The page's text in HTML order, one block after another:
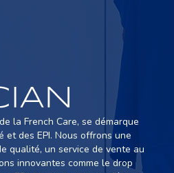
la French Care, se démarque
et des EPI. Nous offrons une
qualité, un service de vente au
innovantes comme le drop